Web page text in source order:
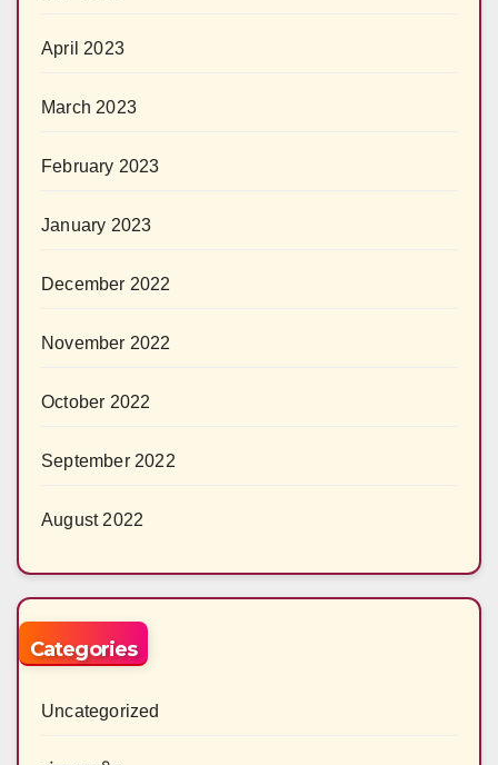
April 2023
March 2023
February 2023
January 2023
December 2022
November 2022
October 2022
September 2022
August 2022
Categories
Uncategorized